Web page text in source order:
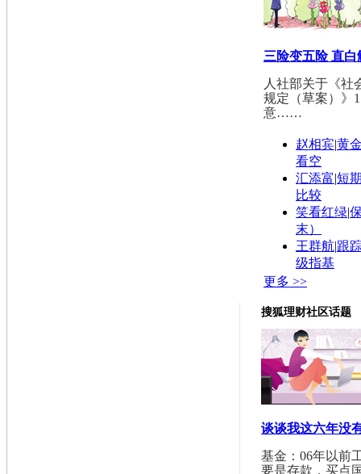
三险变五险 直
人社部关于《社
规定（草案）》
意……
赵相宾|黄
看空
汇添富|短
比较
笑看红绿|
末）
王群航|跟
级指基
更多 >>
搜狐理财社区话题
谈谈我这六年没
基金：06年以前
要是存款，买